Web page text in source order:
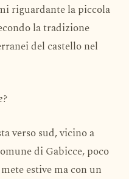
riguardante la piccola
la tradizione
del castello nel
verso sud, vicino a
di Gabicce, poco
estive ma con un